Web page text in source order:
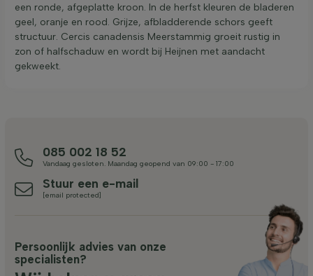
een ronde, afgeplatte kroon. In de herfst kleuren de bladeren
geel, oranje en rood. Grijze, afbladderende schors geeft
structuur. Cercis canadensis Meerstammig groeit rustig in
zon of halfschaduw en wordt bij Heijnen met aandacht
gekweekt.
085 002 18 52
Vandaag gesloten. Maandag geopend van 09:00 - 17:00
Stuur een e-mail
[email protected]
Persoonlijk advies van onze
specialisten?